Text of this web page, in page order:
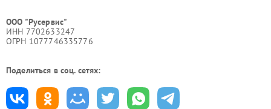
ООО "Русервис"
ИНН 7702633247
ОГРН 1077746335776
Поделиться в соц. сетях: